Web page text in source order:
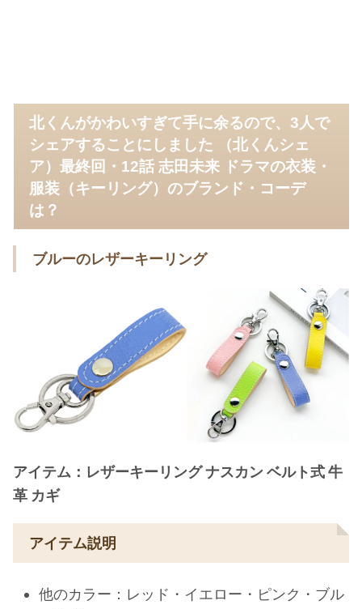
北くんがかわいすぎて手に余るので、3人で
シェアすることにしました （北くんシェ
ア）最終回・12話 志田未来 ドラマの衣装・
服装（キーリング）のブランド・コーデ
は？
ブルーのレザーキーリング
アイテム：レザーキーリング ナスカン ベルト式 牛
革 カギ
アイテム説明
他のカラー：レッド・イエロー・ピンク・ブル